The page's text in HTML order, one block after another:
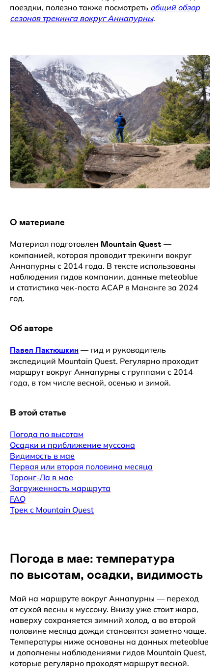
поездки, полезно также посмотреть общий обзор
сезонов трекинга вокруг Аннапурны.
О материале
Материал подготовлен Mountain Quest —
компанией, которая проводит трекинги вокруг
Аннапурны с 2014 года. В тексте использованы
наблюдения гидов компании, данные meteoblue
и статистика чек-поста ACAP в Мананге за 2024
год.
Об авторе
Павел Лактюшкин — гид и руководитель
экспедиций Mountain Quest. Регулярно проходит
маршрут вокруг Аннапурны с группами с 2014
года, в том числе весной, осенью и зимой.
В этой статье
Погода по высотам
Осадки и приближение муссона
Видимость в мае
Первая или вторая половина месяца
Торонг-Ла в мае
Загруженность маршрута
FAQ
Трек с Mountain Quest
Погода в мае: температура
по высотам, осадки, видимость
Май на маршруте вокруг Аннапурны — переход
от сухой весны к муссону. Внизу уже стоит жара,
наверху сохраняется зимний холод, а во второй
половине месяца дожди становятся заметно чаще.
Температуры ниже основаны на данных meteoblue
и дополнены наблюдениями гидов Mountain Quest,
которые регулярно проходят маршрут весной.